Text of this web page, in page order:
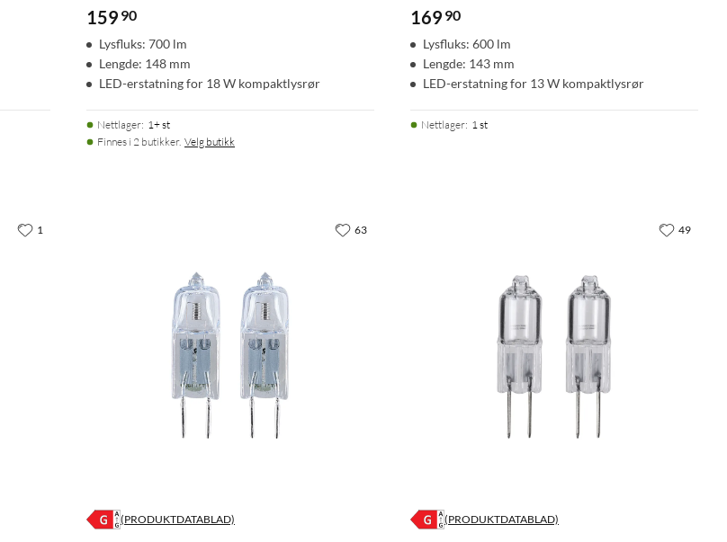
159 90
Lysfluks: 700 lm
Lengde: 148 mm
LED-erstatning for 18 W kompaktlysrør
Nettlager: 1+ st
Finnes i 2 butikker. Velg butikk
169 90
Lysfluks: 600 lm
Lengde: 143 mm
LED-erstatning for 13 W kompaktlysrør
Nettlager: 1 st
1
(PRODUKTDATABLAD)
63
(PRODUKTDATABLAD)
49